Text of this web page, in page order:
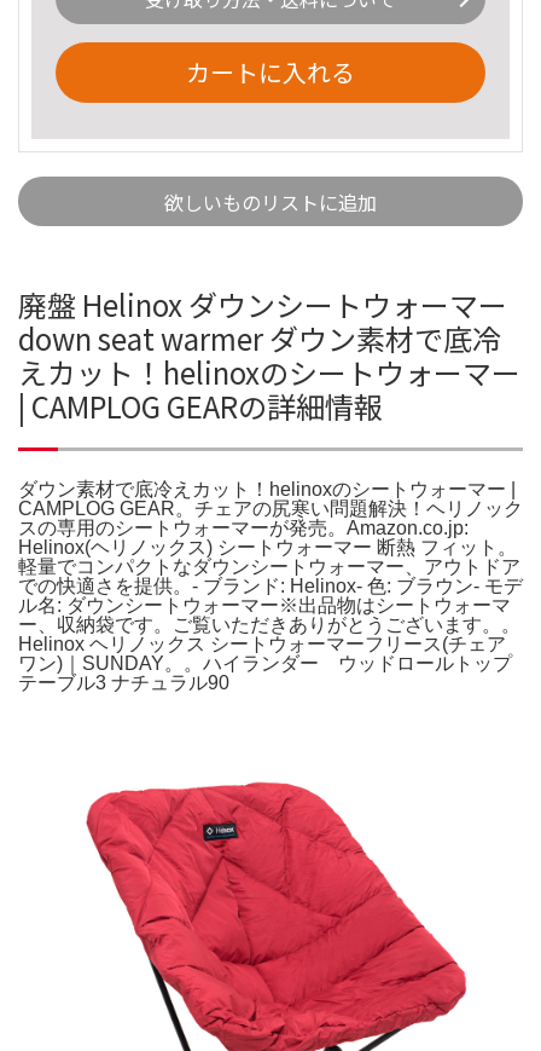
カートに入れる
欲しいものリストに追加
廃盤 Helinox ダウンシートウォーマー
down seat warmer ダウン素材で底冷
えカット！helinoxのシートウォーマー
| CAMPLOG GEARの詳細情報
ダウン素材で底冷えカット！helinoxのシートウォーマー |
CAMPLOG GEAR。チェアの尻寒い問題解決！ヘリノック
スの専用のシートウォーマーが発売。Amazon.co.jp:
Helinox(ヘリノックス) シートウォーマー 断熱 フィット。
軽量でコンパクトなダウンシートウォーマー、アウトドア
での快適さを提供。- ブランド: Helinox- 色: ブラウン- モデ
ル名: ダウンシートウォーマー※出品物はシートウォーマ
ー、収納袋です。ご覧いただきありがとうございます。。
Helinox ヘリノックス シートウォーマーフリース(チェア
ワン)｜SUNDAY。。ハイランダー ウッドロールトップ
テーブル3 ナチュラル90